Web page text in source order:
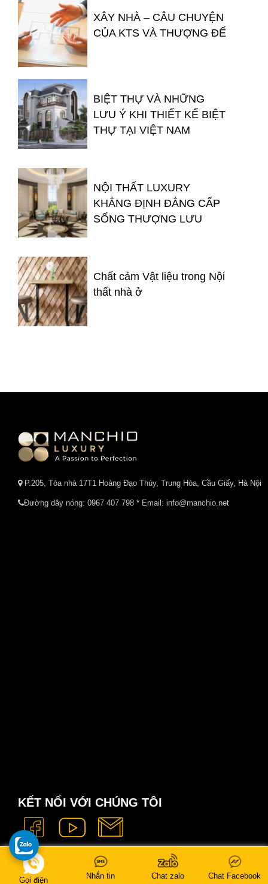
XÂY NHÀ – CÂU CHUYỆN
CỦA KTS VÀ THƯỢNG ĐẾ
BIỆT THỰ VÀ NHỮNG
LƯU Ý KHI THIẾT KẾ BIỆT
THỰ TẠI VIỆT NAM
NỘI THẤT LUXURY
KHẲNG ĐỊNH ĐẲNG CẤP
SỐNG THƯỢNG LƯU
Chất cảm Vật liệu trong Nội
thất nhà ở
P.205, Tòa nhà 17T1 Hoàng Đạo Thúy, Trung Hòa, Cầu Giấy, Hà Nội
Đường dây nóng: 0967 407 798 * Email: info@manchio.net
KẾT NỐI VỚI CHÚNG TÔI
Gọi điện Nhắn tin Chat zalo Chat Facebook